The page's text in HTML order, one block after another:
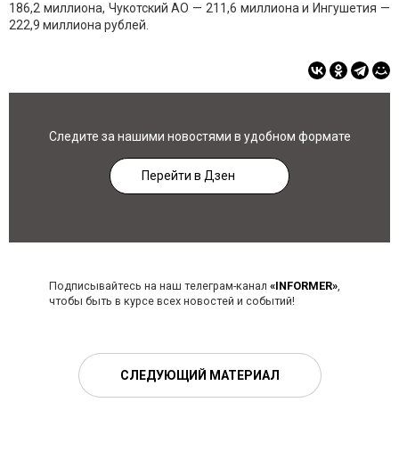
186,2 миллиона, Чукотский АО — 211,6 миллиона и Ингушетия —
222,9 миллиона рублей.
Следите за нашими новостями в удобном формате
Перейти в Дзен
Подписывайтесь на наш телеграм-канал «INFORMER»,
чтобы быть в курсе всех новостей и событий!
СЛЕДУЮЩИЙ МАТЕРИАЛ